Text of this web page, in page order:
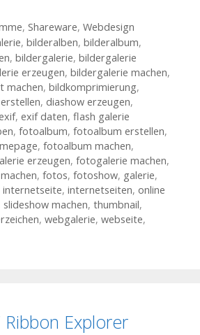
, Shareware, Webdesign
, bilderalben, bilderalbum,
, bildergalerie, bildergalerie
erzeugen, bildergalerie machen,
machen, bildkomprimierung,
, diashow erzeugen,
, exif daten, flash galerie
, fotoalbum, fotoalbum erstellen,
, fotoalbum machen,
erzeugen, fotogalerie machen,
, fotos, fotoshow, galerie,
internetseite, internetseiten, online
slideshow machen, thumbnail,
, webgalerie, webseite,
Explorer